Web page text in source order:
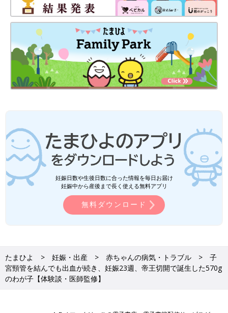
妊娠日数や生後日数に合った情報を毎日お届け
妊娠中から産後まで長く使える無料アプリ
無料ダウンロード
たまひよ 妊娠・出産 赤ちゃんの病気・トラブル
子
宮頸管を結んでも出血が続き、妊娠23週、帝王切開で誕生した570g
のわが子【体験談・医師監修】